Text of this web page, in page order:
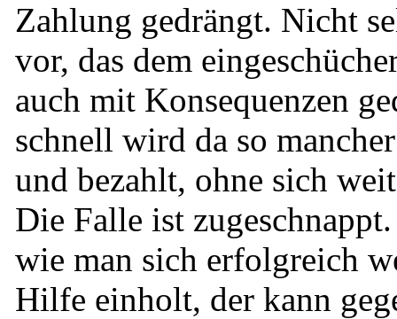
Zahlung gedrängt. Nicht
vor, das dem
auch mit Konsequenzen
schnell wird da so
und bezahlt, ohne sich
Die Falle ist
wie man sich erfolgreich
Hilfe einholt, der kann